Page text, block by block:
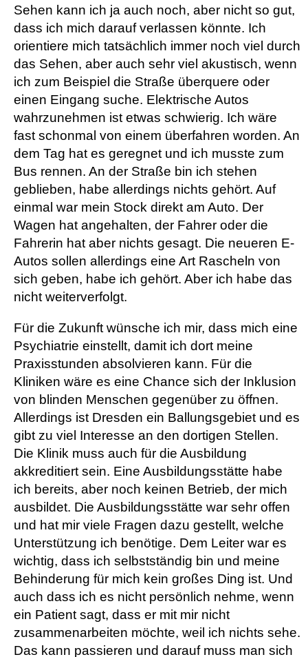
Sehen kann ich ja auch noch, aber nicht so gut,
dass ich mich darauf verlassen könnte. Ich
orientiere mich tatsächlich immer noch viel durch
das Sehen, aber auch sehr viel akustisch, wenn
ich zum Beispiel die Straße überquere oder
einen Eingang suche. Elektrische Autos
wahrzunehmen ist etwas schwierig. Ich wäre
fast schonmal von einem überfahren worden. An
dem Tag hat es geregnet und ich musste zum
Bus rennen. An der Straße bin ich stehen
geblieben, habe allerdings nichts gehört. Auf
einmal war mein Stock direkt am Auto. Der
Wagen hat angehalten, der Fahrer oder die
Fahrerin hat aber nichts gesagt. Die neueren E-
Autos sollen allerdings eine Art Rascheln von
sich geben, habe ich gehört. Aber ich habe das
nicht weiterverfolgt.
Für die Zukunft wünsche ich mir, dass mich eine
Psychiatrie einstellt, damit ich dort meine
Praxisstunden absolvieren kann. Für die
Kliniken wäre es eine Chance sich der Inklusion
von blinden Menschen gegenüber zu öffnen.
Allerdings ist Dresden ein Ballungsgebiet und es
gibt zu viel Interesse an den dortigen Stellen.
Die Klinik muss auch für die Ausbildung
akkreditiert sein. Eine Ausbildungsstätte habe
ich bereits, aber noch keinen Betrieb, der mich
ausbildet. Die Ausbildungsstätte war sehr offen
und hat mir viele Fragen dazu gestellt, welche
Unterstützung ich benötige. Dem Leiter war es
wichtig, dass ich selbstständig bin und meine
Behinderung für mich kein großes Ding ist. Und
auch dass ich es nicht persönlich nehme, wenn
ein Patient sagt, dass er mit mir nicht
zusammenarbeiten möchte, weil ich nichts sehe.
Das kann passieren und darauf muss man sich